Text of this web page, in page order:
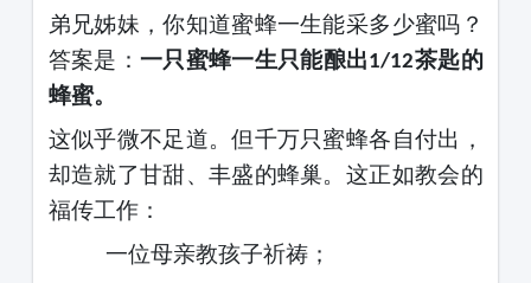
弟兄姊妹，你知道蜜蜂一生能采多少蜜吗？
答案是： 一只蜜蜂一生只能酿出1/12茶匙的
蜂蜜。
这似乎微不足道。但千万只蜜蜂各自付出，
却造就了甘甜、丰盛的蜂巢。这正如教会的
福传工作：
一位母亲教孩子祈祷；